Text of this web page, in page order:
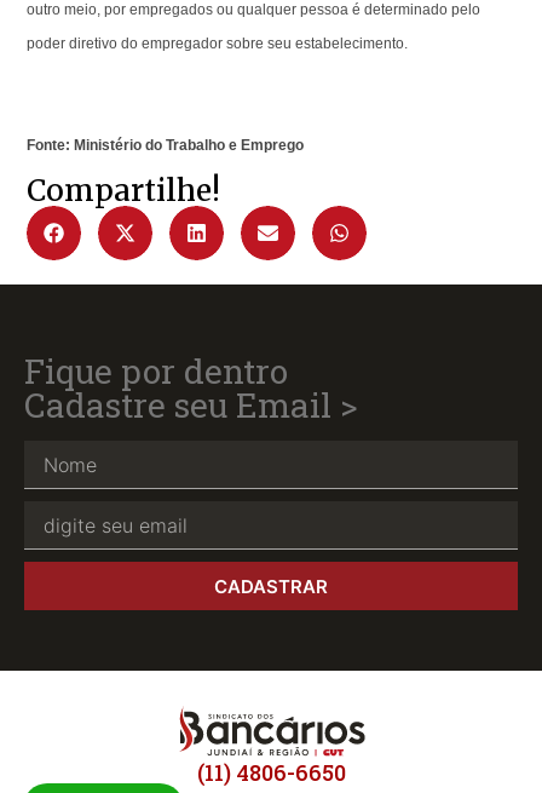
outro meio, por empregados ou qualquer pessoa é determinado pelo
poder diretivo do empregador sobre seu estabelecimento.
Fonte: Ministério do Trabalho e Emprego
Compartilhe!
Fique por dentro
Cadastre seu Email >
CADASTRAR
(11) 4806-6650